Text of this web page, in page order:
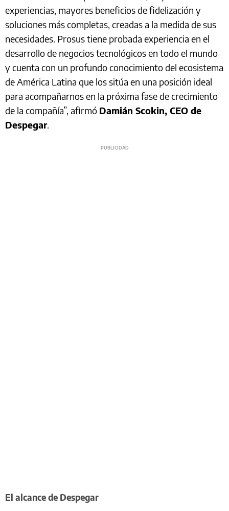
experiencias, mayores beneficios de fidelización y
soluciones más completas, creadas a la medida de sus
necesidades. Prosus tiene probada experiencia en el
desarrollo de negocios tecnológicos en todo el mundo
y cuenta con un profundo conocimiento del ecosistema
de América Latina que los sitúa en una posición ideal
para acompañarnos en la próxima fase de crecimiento
de la compañía”, afirmó Damián Scokin, CEO de
Despegar.
El alcance de Despegar